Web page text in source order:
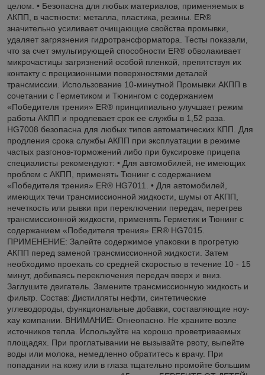
целом. • Безопасна для любых материалов, применяемых в
АКПП, в частности: металла, пластика, резины. ER®
значительно усиливает очищающие свойства промывки,
удаляет загрязнения гидротрансформатора. Тесты показали,
что за счет эмульгирующей способности ER® обволакивает
микрочастицы загрязнений особой пленкой, препятствуя их
контакту с прецизионными поверхностями деталей
трансмиссии. Использование 10-минутной Промывки АКПП в
сочетании с Герметиком и Тюнингом с содержанием
«Победителя трения» ER® принципиально улучшает режим
работы АКПП и продлевает срок ее службы в 1,52 раза.
HG7008 безопасна для любых типов автоматических КПП. Для
продления срока службы АКПП при эксплуатации в режиме
частых разгонов-торможений либо при буксировке прицепа
специалисты рекомендуют: • Для автомобилей, не имеющих
проблем с АКПП, применять Тюнинг с содержанием
«Победителя трения» ER® HG7011. • Для автомобилей,
имеющих течи трансмиссионной жидкости, шумы от АКПП,
нечеткость или рывки при переключении передач, перегрев
трансмиссионной жидкости, применять Герметик и Тюнинг с
содержанием «Победителя трения» ER® HG7015.
ПРИМЕНЕНИЕ: Залейте содержимое упаковки в прогретую
АКПП перед заменой трансмиссионной жидкости. Затем
необходимо проехать со средней скоростью в течение 10 - 15
минут, добиваясь переключения передач вверх и вниз.
Заглушите двигатель. Замените трансмиссионную жидкость и
фильтр. Состав: Дистилляты нефти, синтетические
углеводороды, функциональные добавки, составляющие ноу-
хау компании. ВНИМАНИЕ: Огнеопасно. Не храните возле
источников тепла. Используйте на хорошо проветриваемых
площадях. При проглатывании не вызывайте рвоту, выпейте
воды или молока, немедленно обратитесь к врачу. При
попадании на кожу или в глаза тщательно промойте большим